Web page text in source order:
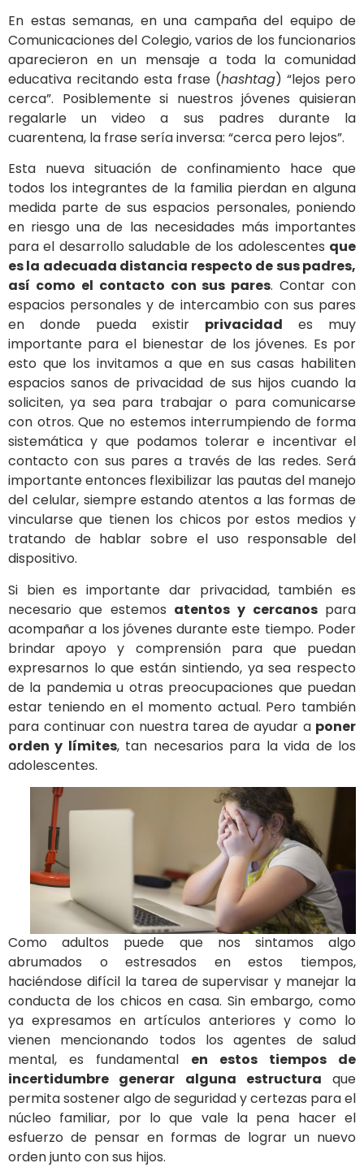
En estas semanas, en una campaña del equipo de
Comunicaciones del Colegio, varios de los funcionarios
aparecieron en un mensaje a toda la comunidad
educativa recitando esta frase (hashtag) “lejos pero
cerca”. Posiblemente si nuestros jóvenes quisieran
regalarle un video a sus padres durante la
cuarentena, la frase sería inversa: “cerca pero lejos”.
Esta nueva situación de confinamiento hace que
todos los integrantes de la familia pierdan en alguna
medida parte de sus espacios personales, poniendo
en riesgo una de las necesidades más importantes
para el desarrollo saludable de los adolescentes que
es la adecuada distancia respecto de sus padres,
así como el contacto con sus pares. Contar con
espacios personales y de intercambio con sus pares
en donde pueda existir privacidad es muy
importante para el bienestar de los jóvenes. Es por
esto que los invitamos a que en sus casas habiliten
espacios sanos de privacidad de sus hijos cuando la
soliciten, ya sea para trabajar o para comunicarse
con otros. Que no estemos interrumpiendo de forma
sistemática y que podamos tolerar e incentivar el
contacto con sus pares a través de las redes. Será
importante entonces flexibilizar las pautas del manejo
del celular, siempre estando atentos a las formas de
vincularse que tienen los chicos por estos medios y
tratando de hablar sobre el uso responsable del
dispositivo.
Si bien es importante dar privacidad, también es
necesario que estemos atentos y cercanospara
acompañar a los jóvenes durante este tiempo. Poder
brindar apoyo y comprensión para que puedan
expresarnos lo que están sintiendo, ya sea respecto
de la pandemia u otras preocupaciones que puedan
estar teniendo en el momento actual. Pero también
para continuar con nuestra tarea de ayudar a poner
orden y límites, tan necesarios para la vida de los
adolescentes.
Como adultos puede que nos sintamos algo
abrumados o estresados en estos tiempos,
haciéndose difícil la tarea de supervisar y manejar la
conducta de los chicos en casa. Sin embargo, como
ya expresamos en artículos anteriores y como lo
vienen mencionando todos los agentes de salud
mental, es fundamental en estos tiempos de
incertidumbre generar alguna estructura que
permita sostener algo de seguridad y certezas para el
núcleo familiar, por lo que vale la pena hacer el
esfuerzo de pensar en formas de lograr un nuevo
orden junto con sus hijos.